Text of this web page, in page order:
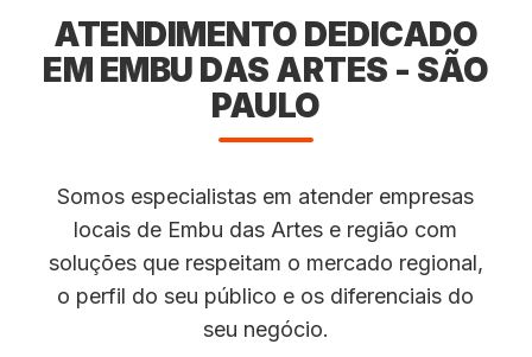
ATENDIMENTO DEDICADO
EM EMBU DAS ARTES - SÃO
PAULO
Somos especialistas em atender empresas
locais de Embu das Artes e região com
soluções que respeitam o mercado regional,
o perfil do seu público e os diferenciais do
seu negócio.